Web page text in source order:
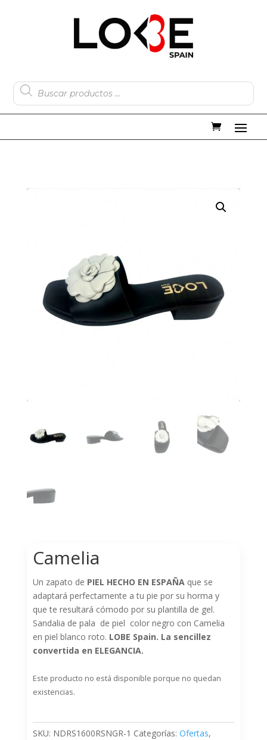
de
productos
Camelia
Un zapato de PIEL HECHO EN ESPAÑAque se
adaptará perfectamente a tu pie por su horma y
que te resultará cómodo por su plantilla de gel.
Sandalia de pala de piel color negro con Camelia
en piel blanco roto. LOBE Spain. La sencillez
convertida en ELEGANCIA.
Este producto no está disponible porque no quedan
existencias.
SKU: NDRS1600RSNGR-1 Categorías: Ofertas,